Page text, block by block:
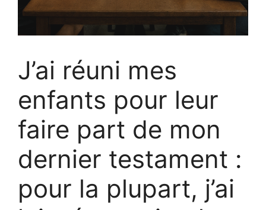
J’ai réuni mes
enfants pour leur
faire part de mon
dernier testament :
pour la plupart, j’ai